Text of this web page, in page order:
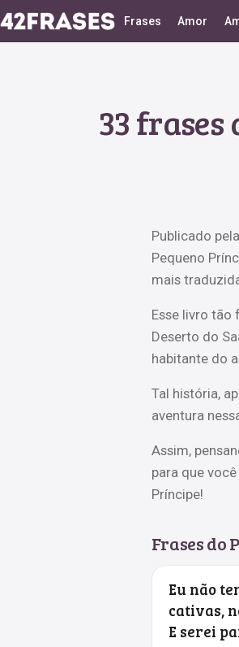
Frases Amor
33
Publicado
Pequeno
mais
Esse livro tão
Deserto do
habitante do
Tal história,
aventura
Assim,
para que
Príncipe!
Frases do
Eu não
cativas,
E serei